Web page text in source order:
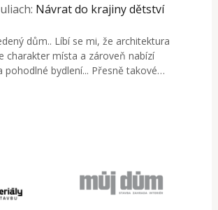
: Návrat do krajiny dětství
dům.. Líbí se mi, že architektura
charakter místa a zároveň nabízí
pohodlné bydlení... Přesně takové…